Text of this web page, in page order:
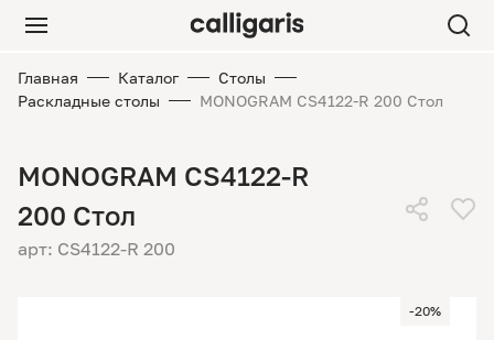
Главная Каталог
Столы
Раскладные столы
MONOGRAM CS4122-R 200 Стол
MONOGRAM CS4122-R
200 Стол
арт: CS4122-R 200
-20%